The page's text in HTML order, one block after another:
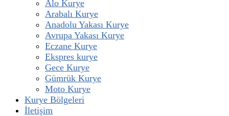
Alo Kurye
Arabalı Kurye
Anadolu Yakası Kurye
Avrupa Yakası Kurye
Eczane Kurye
Ekspres kurye
Gece Kurye
Gümrük Kurye
Moto Kurye
Kurye Bölgeleri
İletişim